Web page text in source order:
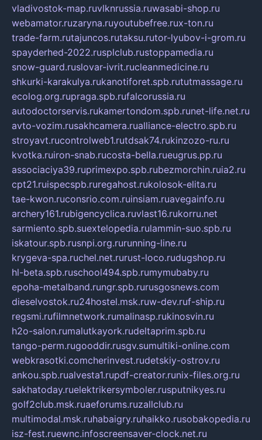
vladivostok-map.ruvlknrussia.ruwasabi-shop.ru
webamator.ruzaryna.ruyoutubefree.rux-ton.ru
trade-farm.rutajuncos.rutaksu.rutor-lyubov-i-grom.ru
spayderhed-2022.rusplclub.rustoppamedia.ru
snow-guard.ruslovar-ivrit.rucleanmedicine.ru
shkurki-karakulya.rukanotiforet.spb.rututmassage.ru
ecolog.org.rupraga.spb.rufalcorussia.ru
autodoctorservis.rukamertondom.spb.runet-life.net.ru
avto-vozim.rusakhcamera.rualliance-electro.spb.ru
stroyavt.rucontrolweb1.rutdsak74.rukinzozo-ru.ru
kvotka.ruiron-snab.rucosta-bella.rueugrus.pp.ru
associaciya39.ruprimexpo.spb.rubezmorchin.ruia2.ru
cpt21.ruispecspb.ruregahost.rukolosok-elita.ru
tae-kwon.ruconsrio.com.ruinsiam.ruavegainfo.ru
archery161.rubigencyclica.ruvlast16.rukorru.net
sarmiento.spb.suextelopedia.rulammin-suo.spb.ru
iskatour.spb.rusnpi.org.rurunning-line.ru
krygeva-spa.ruchel.net.rurust-loco.rudugshop.ru
hl-beta.spb.ruschool494.spb.rumymubaby.ru
epoha-metalband.rungr.spb.rurusgosnews.com
dieselvostok.ru24hostel.msk.ruw-dev.ruf-ship.ru
regsmi.rufilmnetwork.rumalinasp.rukinosvin.ru
h2o-salon.rumalutkayork.rudeltaprim.spb.ru
tango-perm.rugooddir.rusgv.sumultiki-online.com
webkrasotki.comcherinvest.rudetskiy-ostrov.ru
ankou.spb.rualvesta1.rupdf-creator.runix-files.org.ru
sakhatoday.ruelektrikersymboler.rusputnikyes.ru
golf2club.msk.ruaeforums.ruzallclub.ru
multimodal.msk.ruhabaigry.ruhaikko.rusobakopedia.ru
isz-fest.ruewnc.infoscreensaver-clock.net.ru